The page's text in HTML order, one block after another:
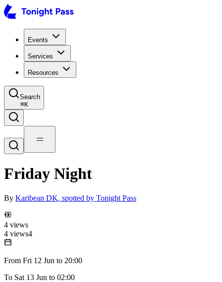
Events
Services
Resources
Search
⌘K
Friday Night
By Karibean DK, spotted by Tonight Pass
4 views
4 views4
From Fri 12 Jun to 20:00
To Sat 13 Jun to 02:00